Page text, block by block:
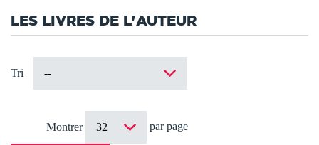
LES LIVRES DE L'AUTEUR
Tri
Montrer par page